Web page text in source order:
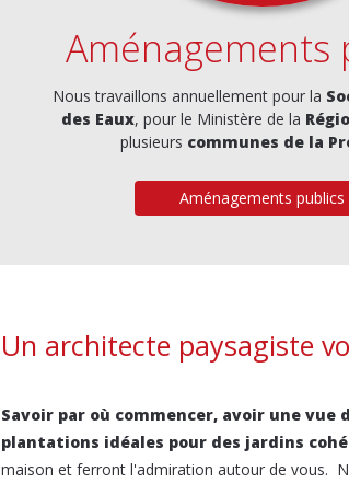
Aménagements
Nous travaillons annuellement pour la
des Eaux, pour le Ministère de la
plusieurs communes de la
Aménagements publics
Un architecte paysagiste
Savoir par où commencer, avoir une
plantations idéales pour des jardins
maison et ferront l'admiration autour de vous.